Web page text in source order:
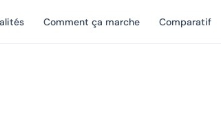
Comment ça marche Comparatif